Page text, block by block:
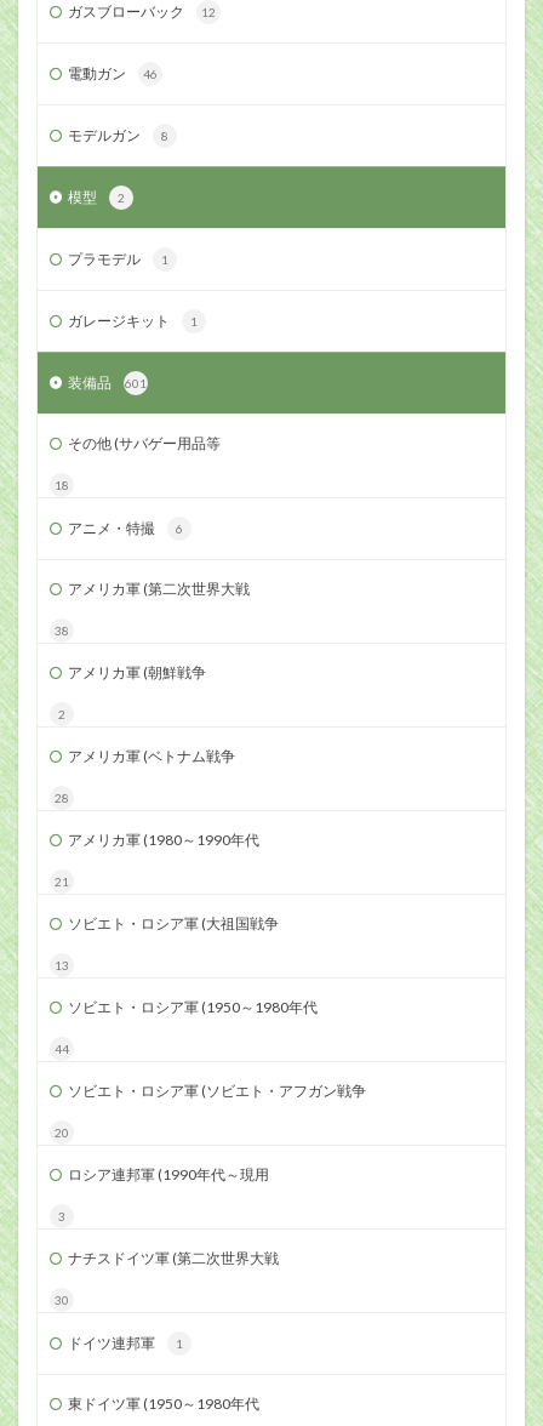
ガスブローバック 12
電動ガン 46
モデルガン 8
模型 2
プラモデル 1
ガレージキット 1
装備品 601
その他 (サバゲー用品等
18
アニメ・特撮 6
アメリカ軍 (第二次世界大戦
38
アメリカ軍 (朝鮮戦争
2
アメリカ軍 (ベトナム戦争
28
アメリカ軍 (1980～1990年代
21
ソビエト・ロシア軍 (大祖国戦争
13
ソビエト・ロシア軍 (1950～1980年代
44
ソビエト・ロシア軍 (ソビエト・アフガン戦争
20
ロシア連邦軍 (1990年代～現用
3
ナチスドイツ軍 (第二次世界大戦
30
ドイツ連邦軍 1
東ドイツ軍 (1950～1980年代